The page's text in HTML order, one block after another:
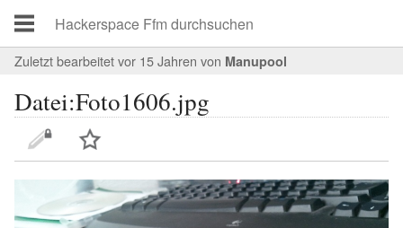
Zuletzt bearbeitet vor 15 Jahren von Manupool
Datei:Foto1606.jpg